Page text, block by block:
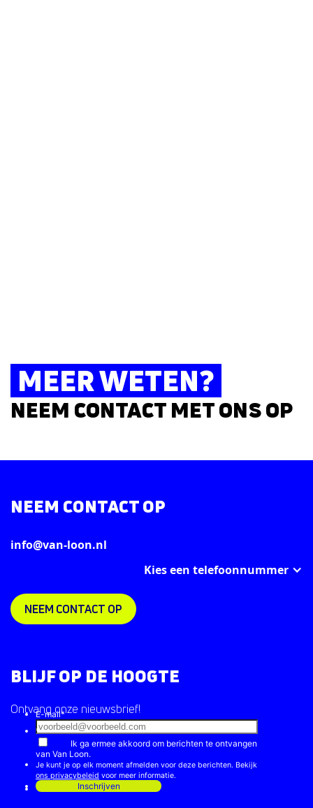
MEER WETEN?
NEEM CONTACT MET ONS OP
BLIJF OP DE HOOGTE
Ontvang onze nieuwsbrief!
NEEM CONTACT OP
info@van-loon.nl
Kies een telefoonnummer
NEEM CONTACT OP